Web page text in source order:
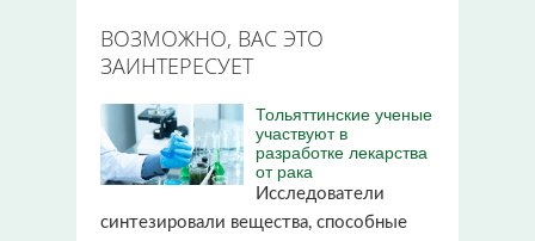
ВОЗМОЖНО, ВАС ЭТО
ЗАИНТЕРЕСУЕТ
Тольяттинские ученые
участвуют в
разработке лекарства
от рака
Исследователи
синтезировали вещества, способные